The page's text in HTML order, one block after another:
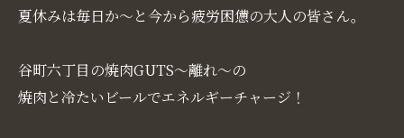
夏休みは毎日か～と今から疲労困憊の大人の皆さん。
谷町六丁目の焼肉GUTS～離れ～の
焼肉と冷たいビールでエネルギーチャージ！